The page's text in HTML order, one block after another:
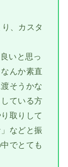
、カスタ
いと思っ
んか素直
そうかな
ている方
取りして
などと振
でとても